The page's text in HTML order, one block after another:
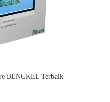
BENGKEL Terbaik